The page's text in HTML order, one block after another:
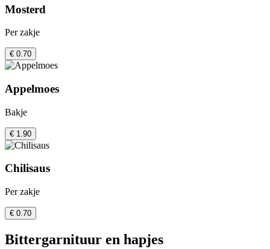
Mosterd
Per zakje
€ 0.70
Appelmoes
Bakje
€ 1.90
Chilisaus
Per zakje
€ 0.70
Bittergarnituur en hapjes